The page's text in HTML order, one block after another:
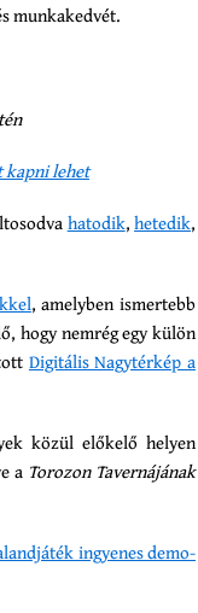
munkakedvét.
kapni lehet
hatodik,hetedik,
, amelyben ismertebb
hogy nemrég egy külön
Digitális Nagytérkép a
közül előkelő helyen
a Torozon Tavernájának
ingyenes demo-